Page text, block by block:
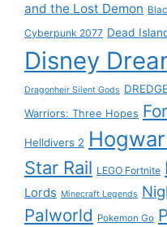
and the Lost Demon
Cyberpunk 2077 Dead
Disney
Dragonheir Silent Gods DREDGE
Warriors: Three Hopes
Helldivers 2
Star Rail LEGO Fortnite
Lords Minecraft Legends
Palworld Pokemon Go